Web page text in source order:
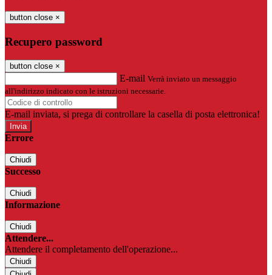
button close ×
Recupero password
button close ×
E-mail Verrà inviato un messaggio
all'indirizzo indicato con le istruzioni necessarie.
E-mail inviata, si prega di controllare la casella di posta elettronica!
Errore
Chiudi
Successo
Chiudi
Informazione
Chiudi
Attendere...
Attendere il completamento dell'operazione...
Chiudi